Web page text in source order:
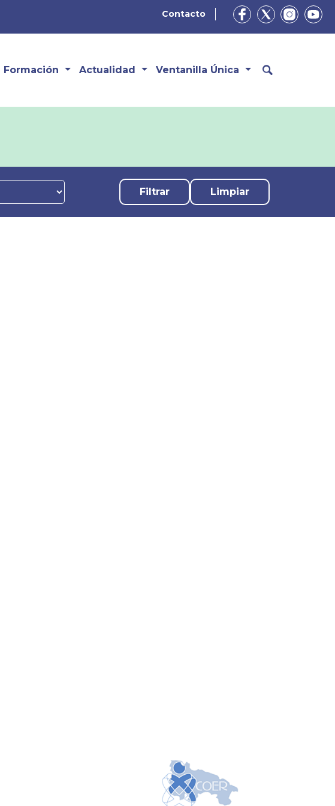
Contacto
Formación Actualidad Ventanilla Única
Limpiar